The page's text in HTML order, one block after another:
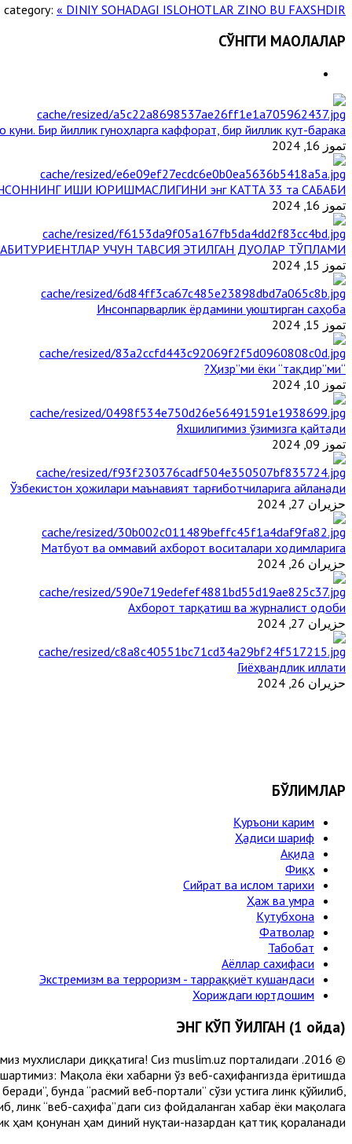
category: « DINIY SOHADAGI ISLOHOTLAR ZINO BU FAXSHDIR »
СЎНГГИ МАҚОЛАЛАР
куни. Бир йиллик гуноҳларга каффорат, бир йиллик қут-барака
تموز 16, 2024
ИШИ ЮРИШМАСЛИГИНИ энг КАТТА 33 та САБАБИ
تموز 16, 2024
АБИТУРИЕНТЛАР УЧУН ТАВСИЯ ЭТИЛГАН ДУОЛАР ТЎПЛАМИ
تموز 15, 2024
Инсонпарварлик ёрдамини уюштирган саҳоба
تموز 15, 2024
“Ҳизр”ми ёки “тақдир”ми?
تموز 10, 2024
Яхшилигимиз ўзимизга қайтади
تموز 09, 2024
Ўзбекистон ҳожилари маънавият тарғиботчиларига айланади
حزيران 27, 2024
Матбуот ва оммавий ахборот воситалари ходимларига
حزيران 26, 2024
Ахборот тарқатиш ва журналист одоби
حزيران 27, 2024
Гиёҳвандлик иллати
حزيران 26, 2024
БЎЛИМЛАР
Қуръони карим
Ҳадиси шариф
Ақида
Фиқҳ
Сийрат ва ислом тарихи
Ҳаж ва умра
Кутубхона
Фатволар
Табобат
Аёллар саҳифаси
Экстремизм ва терроризм - тарраққиёт кушандаси
Хориждаги юртдошим
ЭНГ КЎП ЎҚИЛГАН (1 ойда)
мухлислари диққатига! Сиз muslim.uz порталидаги
Мақола ёки хабарни ўз веб-саҳифангизда ёритишда
бунда “расмий веб-портали” сўзи устига линк қўйилиб,
линк “веб-саҳифа”даги сиз фойдаланган хабар ёки мақолага
ҳам қонунан ҳам диний нуқтаи-назардан қаттиқ қораланади.